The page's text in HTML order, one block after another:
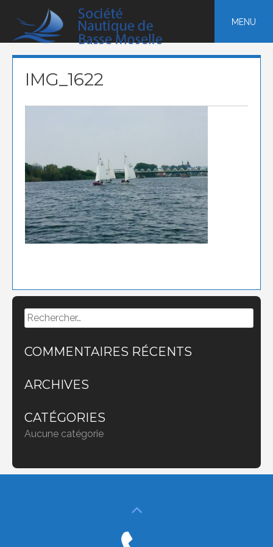
content
MENU
IMG_1622
Rechercher :
COMMENTAIRES RÉCENTS
ARCHIVES
CATÉGORIES
Aucune catégorie